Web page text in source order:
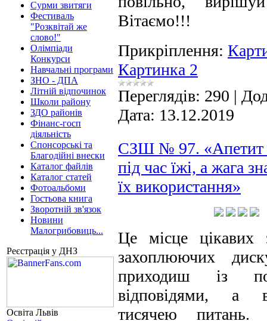
Сурми звитяги
Фестиваль
"Розквітай же
слово!"
Олімпіади
Конкурси
Навчальні програми
ЗНО - ДПА
Літній відпочинок
Школи району
ЗДО районів
Фінанс-госп
діяльність
Спонсорські та
Благодійні внески
Каталог файлів
Каталог статей
Фотоальбоми
Гостьова книга
Зворотній зв'язок
Новини
Малогрибовиць...
Реєстрація у ДНЗ
Освіта Львів
Вітаємо!!!
Прикріплення:
Картинка 2
Переглядів: 290 |
Дата: 13.12.2019
СЗШ № 97. «Апетит
під час їжі, а жага
їх використання»
Це місце цікавих
захоплюючих
приходиш із
відповідями, а
тисячею